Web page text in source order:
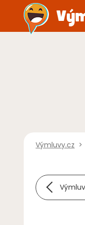
Výmluvy.cz >